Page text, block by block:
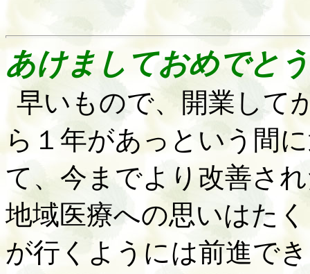
あけましておめでと
早いもので、開業して
ら１年があっという間
て、今までより改善さ
地域医療への思いはた
が行くようには前進で